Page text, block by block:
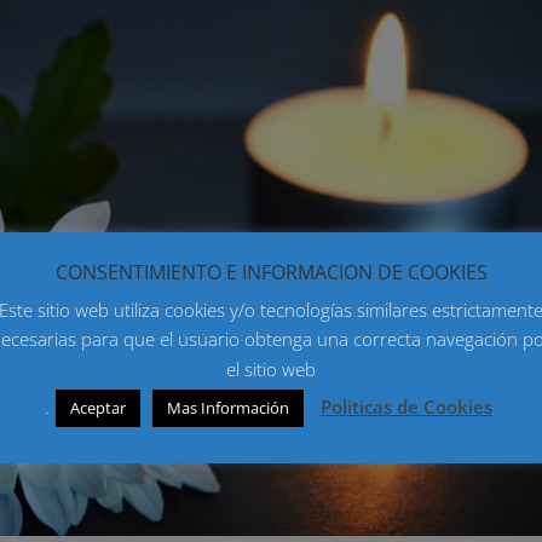
CONSENTIMIENTO E INFORMACION DE COOKIES
Este sitio web utiliza cookies y/o tecnologías similares estrictamente
para que el usuario obtenga una correcta navegación
el sitio web
.
Aceptar Mas Información Politicas de Cookies